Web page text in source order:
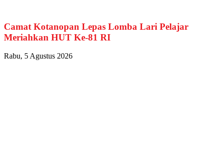
Camat Kotanopan Lepas Lomba Lari Pelajar
Meriahkan HUT Ke-81 RI
Rabu, 5 Agustus 2026